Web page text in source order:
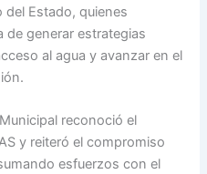
del Estado, quienes
de generar estrategias
al agua y avanzar en el
reconoció el
y reiteró el compromiso
esfuerzos con el